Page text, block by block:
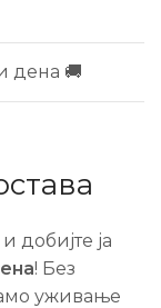
дена 🚚
и добијте ја
! Без
уживање